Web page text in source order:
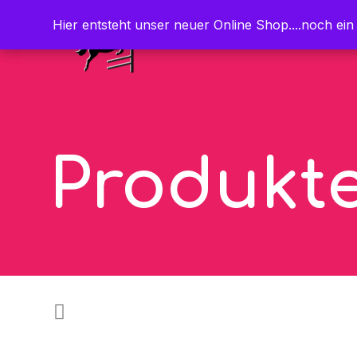
Hier entsteht unser neuer Online Shop....noch
Hier entsteht unser neuer Online Shop....noch